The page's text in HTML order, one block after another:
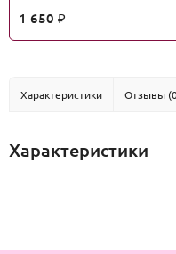
1 650 ₽
Характеристики Отзывы
Характеристики